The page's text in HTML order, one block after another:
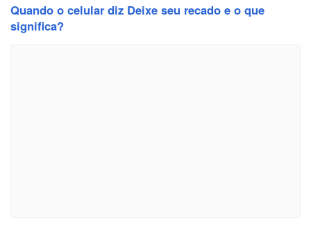
Quando o celular diz Deixe seu recado e o que
significa?